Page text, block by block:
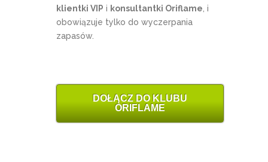
klientki VIP i konsultantki Oriflame , i
obowiązuje tylko do wyczerpania
zapasów.
DOŁĄCZ DO KLUBU
ORIFLAME